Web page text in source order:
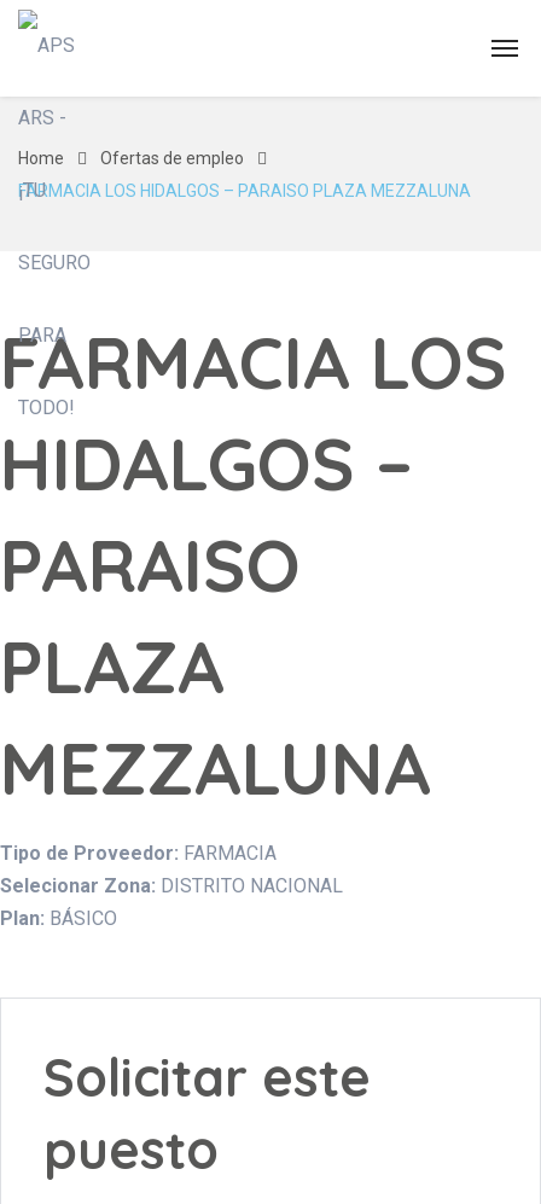
Home
Ofertas de empleo
FARMACIA LOS HIDALGOS – PARAISO PLAZA MEZZALUNA
FARMACIA LOS
HIDALGOS –
PARAISO
PLAZA
MEZZALUNA
Tipo de Proveedor: FARMACIA
Selecionar Zona: DISTRITO NACIONAL
Plan: BÁSICO
Solicitar este
puesto